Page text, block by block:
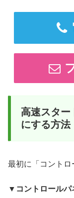
高速スター
にする方法
最初に「コントロ
▼コントロールパ